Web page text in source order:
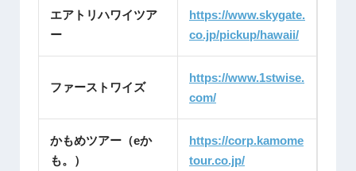
エアトリハワイツア
ー
https://www.skygate.
co.jp/pickup/hawaii/
ファーストワイズ
https://www.1stwise.
com/
かもめツアー（eか
も。）
https://corp.kamome
tour.co.jp/